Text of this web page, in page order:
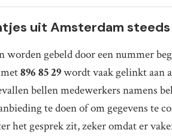
uit Amsterdam
worden gebeld door een nummer
896 85 29wordt vaak gelinkt aan
bellen medewerkers namens
te doen of om gegevens
het gesprek zit, zeker omdat er